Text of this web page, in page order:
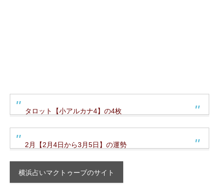
タロット【小アルカナ4】の4枚
2月【2月4日から3月5日】の運勢
横浜占いマクトゥーブのサイト